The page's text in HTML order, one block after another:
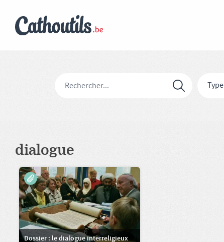
Type
dialogue
Dossier : le dialogue interreligieux